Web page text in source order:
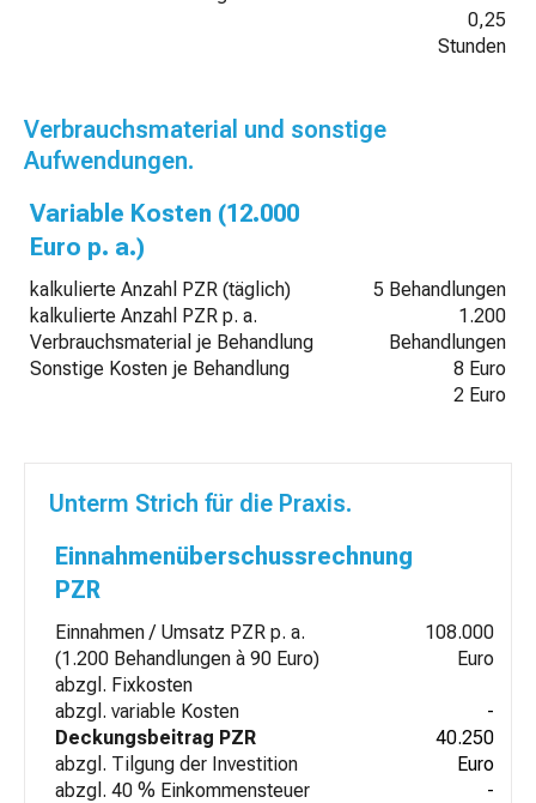
0,25
Stunden
Verbrauchsmaterial und sonstige
Aufwendungen.
Variable Kosten (12.000
Euro p. a.)
kalkulierte Anzahl PZR (täglich)
kalkulierte Anzahl PZR p. a.
Verbrauchsmaterial je Behandlung
Sonstige Kosten je Behandlung
5 Behandlungen
1.200
Behandlungen
8 Euro
2 Euro
Unterm Strich für die Praxis.
Einnahmenüberschussrechnung
PZR
Einnahmen / Umsatz PZR p. a.
(1.200 Behandlungen à 90 Euro)
abzgl. Fixkosten
abzgl. variable Kosten
Deckungsbeitrag PZR
abzgl. Tilgung der Investition
abzgl. 40 % Einkommensteuer
108.000
Euro
-
40.250
Euro
-